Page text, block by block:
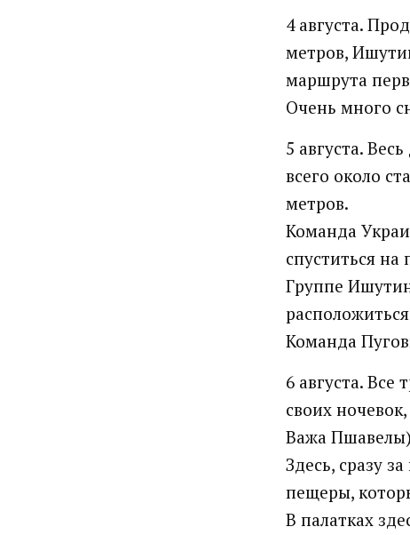
4 августа.
метров,
маршрута
Очень много
5 августа.
всего около
метров.
Команда
спуститься
Группе
Команда
6 августа.
своих
Важа
Здесь, сразу
пещеры,
В палатках